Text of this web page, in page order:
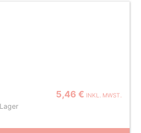
5,46 € INKL. MWST.